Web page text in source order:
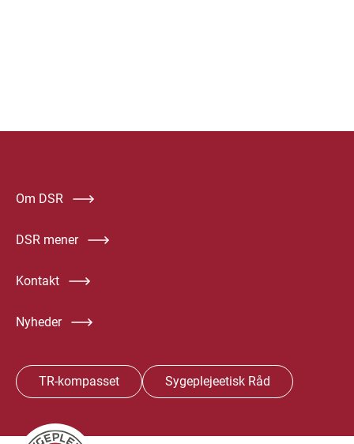
Om DSR
DSR mener
Kontakt
Nyheder
TR-kompasset Sygeplejeetisk Råd